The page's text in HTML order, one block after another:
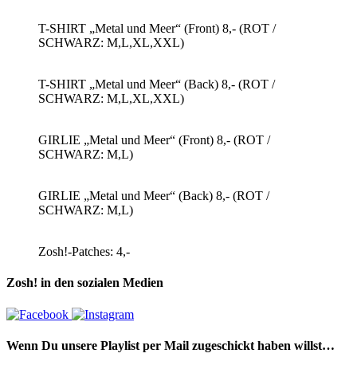
T-SHIRT „Metal und Meer“ (Front) 8,- (ROT /
SCHWARZ: M,L,XL,XXL)
T-SHIRT „Metal und Meer“ (Back) 8,- (ROT /
SCHWARZ: M,L,XL,XXL)
GIRLIE „Metal und Meer“ (Front) 8,- (ROT /
SCHWARZ: M,L)
GIRLIE „Metal und Meer“ (Back) 8,- (ROT /
SCHWARZ: M,L)
Zosh!-Patches: 4,-
Zosh! in den sozialen Medien
Wenn Du unsere Playlist per Mail zugeschickt haben willst…